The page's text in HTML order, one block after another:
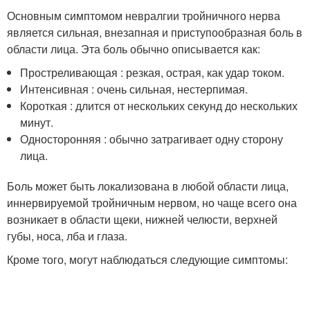
Основным симптомом невралгии тройничного нерва
является сильная, внезапная и приступообразная боль в
области лица. Эта боль обычно описывается как:
Простреливающая : резкая, острая, как удар током.
Интенсивная : очень сильная, нестерпимая.
Короткая : длится от нескольких секунд до нескольких
минут.
Односторонняя : обычно затрагивает одну сторону
лица.
Боль может быть локализована в любой области лица,
иннервируемой тройничным нервом, но чаще всего она
возникает в области щеки, нижней челюсти, верхней
губы, носа, лба и глаза.
Кроме того, могут наблюдаться следующие симптомы: